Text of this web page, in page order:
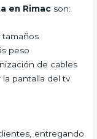
en Rimac son:
tamaños
peso
de cables
la pantalla del tv
entregando